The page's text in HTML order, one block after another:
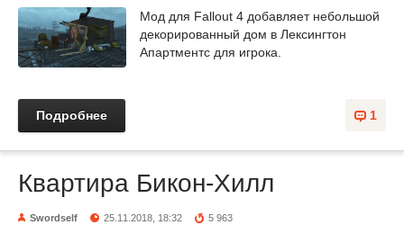
Мод для Fallout 4 добавляет небольшой
декорированный дом в Лексингтон
Апартментс для игрока.
1
Подробнее
Квартира Бикон-Хилл
Swordself 25.11.2018, 18:32 5 963